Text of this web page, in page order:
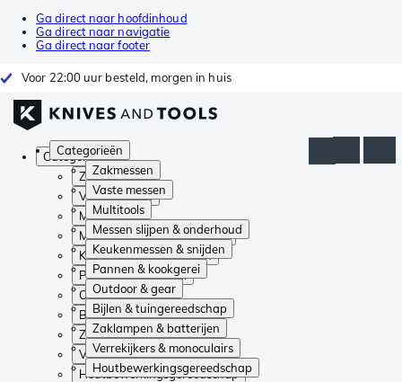
Ga direct naar hoofdinhoud
Ga direct naar navigatie
Ga direct naar footer
Voor 22:00 uur besteld, morgen in huis
Categorieën
Zakmessen
Vaste messen
Multitools
Messen slijpen & onderhoud
Keukenmessen & snijden
Pannen & kookgerei
Outdoor & gear
Bijlen & tuingereedschap
Zaklampen & batterijen
Verrekijkers & monoculairs
Houtbewerkingsgereedschap
Categorieën
Zakmessen
Vaste messen
Multitools
Messen slijpen & onderhoud
Keukenmessen & snijden
Pannen & kookgerei
Outdoor & gear
Bijlen & tuingereedschap
Zaklampen & batterijen
Verrekijkers & monoculairs
Houtbewerkingsgereedschap